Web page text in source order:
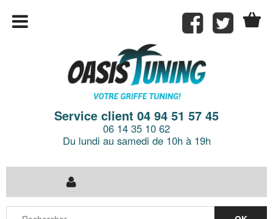
Service client 04 94 51 57 45
06 14 35 10 62
Du lundi au samedi de 10h à 19h